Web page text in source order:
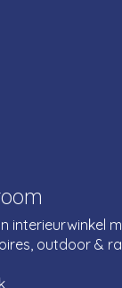
interieurwinkel
outdoor &